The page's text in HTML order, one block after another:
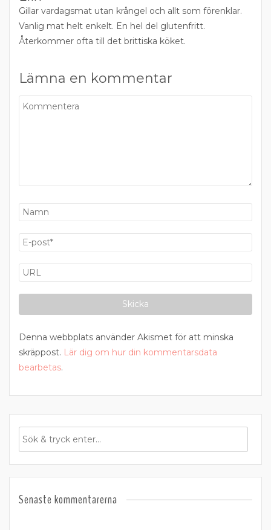
Gillar vardagsmat utan krångel och allt som förenklar.
Vanlig mat helt enkelt. En hel del glutenfritt.
Återkommer ofta till det brittiska köket.
Lämna en kommentar
Denna webbplats använder Akismet för att minska
skräppost. Lär dig om hur din kommentarsdata
bearbetas.
Senaste kommentarerna